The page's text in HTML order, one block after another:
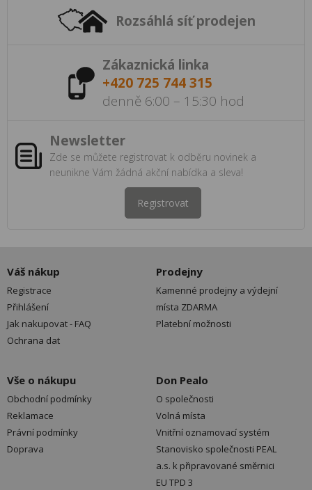
Rozsáhlá síť prodejen
Zákaznická linka
+420 725 744 315
denně 6:00 – 15:30 hod
Newsletter
Zde se můžete registrovat k odběru novinek a
neunikne Vám žádná akční nabídka a sleva!
Registrovat
Váš nákup
Registrace
Přihlášení
Jak nakupovat - FAQ
Ochrana dat
Prodejny
Kamenné prodejny a výdejní
místa ZDARMA
Platební možnosti
Vše o nákupu
Obchodní podmínky
Reklamace
Právní podmínky
Doprava
Don Pealo
O společnosti
Volná místa
Vnitřní oznamovací systém
Stanovisko společnosti PEAL
a.s. k připravované směrnici
EU TPD 3